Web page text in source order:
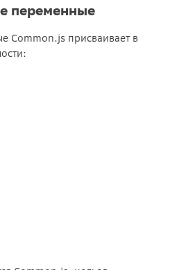
переменные
Common.js присваивает в